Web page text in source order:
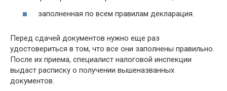
заполненная по всем правилам декларация.
Перед сдачей документов нужно еще раз
удостовериться в том, что все они заполнены правильно.
После их приема, специалист налоговой инспекции
выдаст расписку о получении вышеназванных
документов.